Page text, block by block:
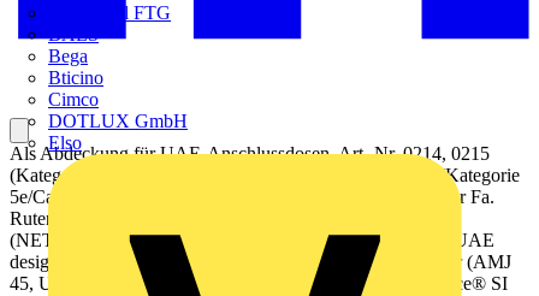
Amphenol FTG
BALS
Bega
Bticino
Cimco
DOTLUX GmbH
Elso
Als Abdeckung für UAE-Anschlussdosen. Art.-Nr. 0214, 0215
(Kategorie 3/ISDN), 0217-xxx, 0218-xxx, 0218/12-xxx (Kategorie
5e/Cat. 6 A ISO/Datentechnik) und vergleichbare Typen der Fa.
Rutenbeck. Brand-Rex (WAEGV 8/8 EKR/EK). AMP
(NETCONNECT 5E). BTR (E-DAT C6, E-DAT design, UAE
design und IAE design). cti (cti-wire 2.8 Cat.6). Telegärtner (AMJ
45, UMJ 45). Mit Schrägauslass. Designlinie: Busch-balance® SI